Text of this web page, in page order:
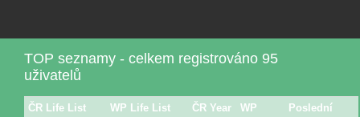
TOP seznamy - celkem registrováno 95
uživatelů
ČR Life List WP Life List
ČR Year
WP
Poslední